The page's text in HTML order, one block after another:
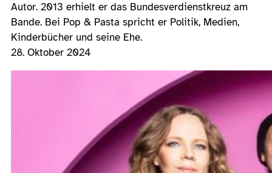
Autor. 2013 erhielt er das Bundesverdienstkreuz am
Bande. Bei Pop & Pasta spricht er Politik, Medien,
Kinderbücher und seine Ehe.
28. Oktober 2024